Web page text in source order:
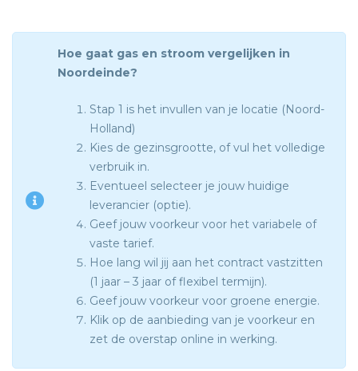
Hoe gaat gas en stroom vergelijken in
Noordeinde?
Stap 1 is het invullen van je locatie (Noord-
Holland)
Kies de gezinsgrootte, of vul het volledige
verbruik in.
Eventueel selecteer je jouw huidige
leverancier (optie).
Geef jouw voorkeur voor het variabele of
vaste tarief.
Hoe lang wil jij aan het contract vastzitten
(1 jaar – 3 jaar of flexibel termijn).
Geef jouw voorkeur voor groene energie.
Klik op de aanbieding van je voorkeur en
zet de overstap online in werking.